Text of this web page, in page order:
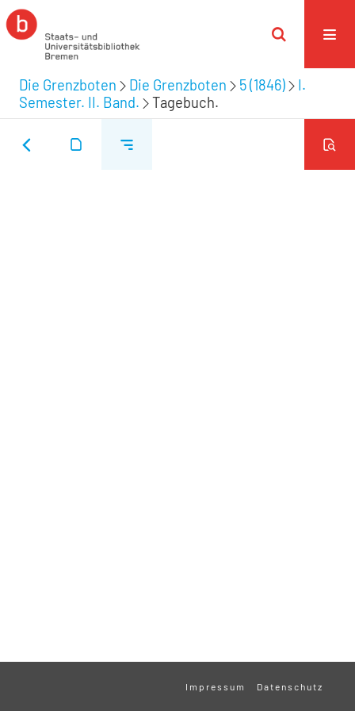
Die Grenzboten Die Grenzboten 5 (1846)
I.
Semester. II. Band.
Tagebuch.
Impressum Datenschutz